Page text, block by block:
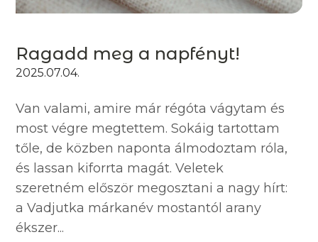
Ragadd meg a napfényt!
2025.07.04.
Van valami, amire már régóta vágytam és
most végre megtettem. Sokáig tartottam
tőle, de közben naponta álmodoztam róla,
és lassan kiforrta magát. Veletek
szeretném először megosztani a nagy hírt:
a Vadjutka márkanév mostantól arany
ékszer...